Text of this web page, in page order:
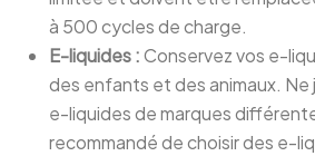
à 500 cycles de charge.
E-liquides :Conservez vos e-
des enfants et des animaux. Ne
e-liquides de marques
recommandé de choisir des e-